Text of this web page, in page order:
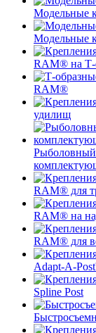
Модельные
Модельные
RAM® на Т-
RAM®
удилищ
RAM® для
RAM® на
RAM® для
Adapt-A-
Spline Post